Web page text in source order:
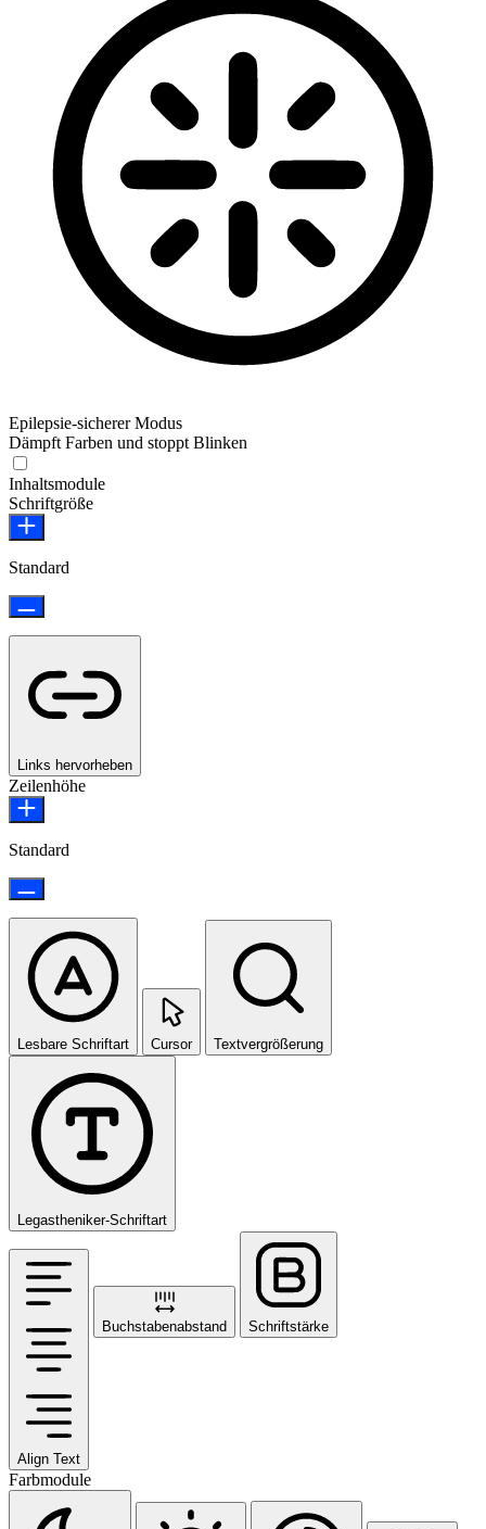
Epilepsie-sicherer Modus
Dämpft Farben und stoppt Blinken
Inhaltsmodule
Schriftgröße
Standard
Links hervorheben
Zeilenhöhe
Standard
Lesbare Schriftart Cursor Textvergrößerung
Legastheniker-Schriftart
Align Text
Buchstabenabstand Schriftstärke
Farbmodule